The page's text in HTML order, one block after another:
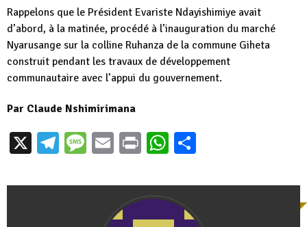
Rappelons que le Président Evariste Ndayishimiye avait
d’abord, à la matinée, procédé à l’inauguration du marché
Nyarusange sur la colline Ruhanza de la commune Giheta
construit pendant les travaux de développement
communautaire avec l’appui du gouvernement.
Par Claude Nshimirimana
X Telegram
Message
EmailPrintWhatsApp